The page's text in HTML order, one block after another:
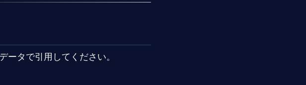
ータで引用してください。